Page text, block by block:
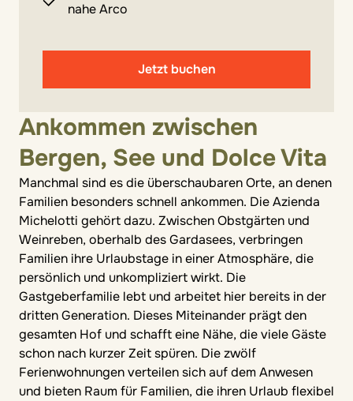
nahe Arco
Jetzt buchen
Ankommen zwischen
Bergen, See und Dolce Vita
Manchmal sind es die überschaubaren Orte, an denen
Familien besonders schnell ankommen. Die Azienda
Michelotti gehört dazu. Zwischen Obstgärten und
Weinreben, oberhalb des Gardasees, verbringen
Familien ihre Urlaubstage in einer Atmosphäre, die
persönlich und unkompliziert wirkt. Die
Gastgeberfamilie lebt und arbeitet hier bereits in der
dritten Generation. Dieses Miteinander prägt den
gesamten Hof und schafft eine Nähe, die viele Gäste
schon nach kurzer Zeit spüren. Die zwölf
Ferienwohnungen verteilen sich auf dem Anwesen
und bieten Raum für Familien, die ihren Urlaub flexibel